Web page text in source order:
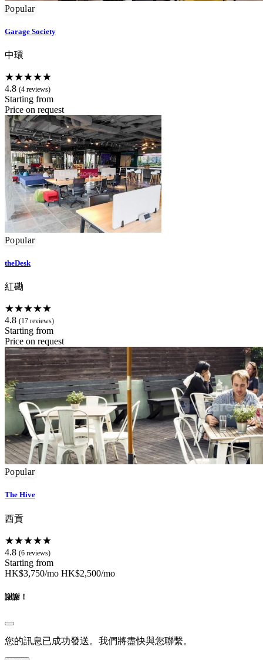
Popular
Garage Society
中環
★★★★★
4.8 (4 reviews)
Starting from
Price on request
Popular
theDesk
紅磡
★★★★★
4.8 (17 reviews)
Starting from
Price on request
Popular
The Hive
西貢
★★★★★
4.8 (6 reviews)
Starting from
HK$3,750/mo HK$2,500/mo
謝謝！
您的訊息已成功發送。我們將盡快與您聯繫。